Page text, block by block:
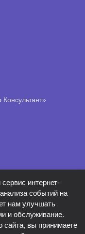
интернет-
событий на
нам улучшать
и обслуживание.
сайта, вы принимаете